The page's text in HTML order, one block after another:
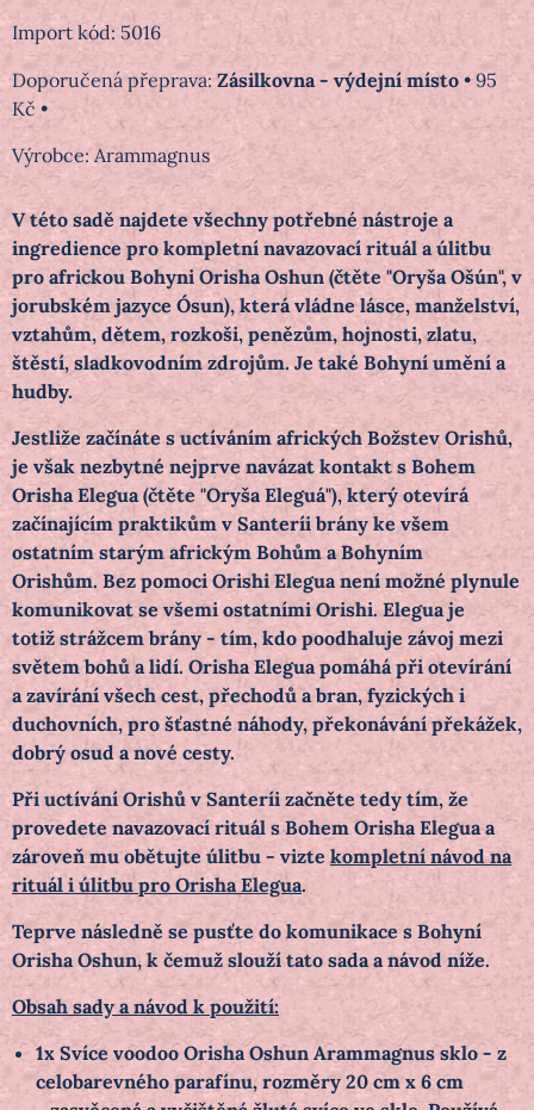
Import kód: 5016
Zásilkovna - výdejní místo • 95
Kč •
Výrobce:Arammagnus
V této sadě najdete všechny potřebné nástroje a
ingredience pro kompletní navazovací rituál a úlitbu
pro africkou Bohyni Orisha Oshun (čtěte "Oryša Ošún", v
jorubském jazyce Ósun), která vládne lásce, manželství,
vztahům, dětem, rozkoši, penězům, hojnosti, zlatu,
štěstí, sladkovodním zdrojům. Je také Bohyní umění a
hudby.
Jestliže začínáte s uctíváním afrických Božstev Orishů,
je však nezbytné nejprve navázat kontakt s Bohem
Orisha Elegua (čtěte "Oryša Eleguá"), který otevírá
začínajícím praktikům v Santeríi brány ke všem
ostatním starým africkým Bohům a Bohyním
Orishům. Bez pomoci Orishi Elegua není možné plynule
komunikovat se všemi ostatními Orishi. Elegua je
totiž strážcem brány - tím, kdo poodhaluje závoj mezi
světem bohů a lidí. Orisha Elegua pomáhá při otevírání
a zavírání všech cest, přechodů a bran, fyzických i
duchovních, pro šťastné náhody, překonávání překážek,
dobrý osud a nové cesty.
Při uctívání Orishů v Santeríi začněte tedy tím, že
provedete navazovací rituál s Bohem Orisha Elegua a
zároveň mu obětujte úlitbu - vizte kompletní návod na
rituál i úlitbu pro Orisha Elegua.
Teprve následně se pusťte do komunikace s Bohyní
Orisha Oshun, k čemuž slouží tato sada a návod níže.
Obsah sady a návod k použití:
1x Svíce voodoo Orisha Oshun Arammagnus sklo - z
celobarevného parafínu, rozměry 20 cm x 6 cm